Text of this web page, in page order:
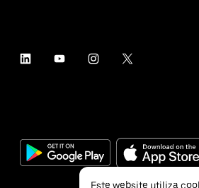
Este website utiliza